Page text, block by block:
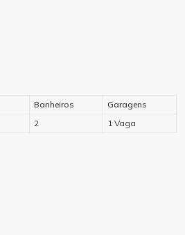
Banheiros
Garagens
2 1 Vaga